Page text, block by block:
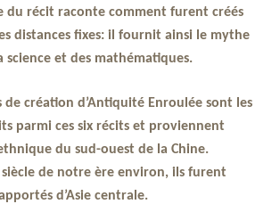
du récit raconte comment furent créés
distances fixes: il fournit ainsi le mythe
science et des mathématiques.
de création d’Antiquité Enroulée sont les
parmi ces six récits et proviennent
du sud-ouest de la Chine.
siècle de notre ère environ, ils furent
d’Asie centrale.